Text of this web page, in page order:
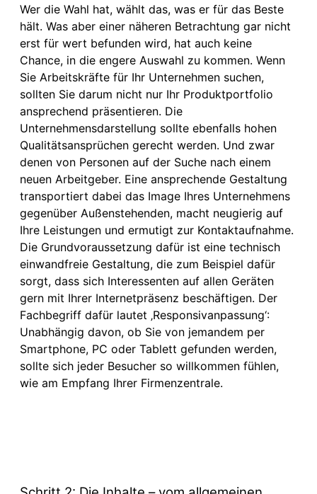
Wer die Wahl hat, wählt das, was er für das Beste
hält. Was aber einer näheren Betrachtung gar nicht
erst für wert befunden wird, hat auch keine
Chance, in die engere Auswahl zu kommen. Wenn
Sie Arbeitskräfte für Ihr Unternehmen suchen,
sollten Sie darum nicht nur Ihr Produktportfolio
ansprechend präsentieren. Die
Unternehmensdarstellung sollte ebenfalls hohen
Qualitätsansprüchen gerecht werden. Und zwar
denen von Personen auf der Suche nach einem
neuen Arbeitgeber. Eine ansprechende Gestaltung
transportiert dabei das Image Ihres Unternehmens
gegenüber Außenstehenden, macht neugierig auf
Ihre Leistungen und ermutigt zur Kontaktaufnahme.
Die Grundvoraussetzung dafür ist eine technisch
einwandfreie Gestaltung, die zum Beispiel dafür
sorgt, dass sich Interessenten auf allen Geräten
gern mit Ihrer Internetpräsenz beschäftigen. Der
Fachbegriff dafür lautet ‚Responsivanpassung‘:
Unabhängig davon, ob Sie von jemandem per
Smartphone, PC oder Tablett gefunden werden,
sollte sich jeder Besucher so willkommen fühlen,
wie am Empfang Ihrer Firmenzentrale.